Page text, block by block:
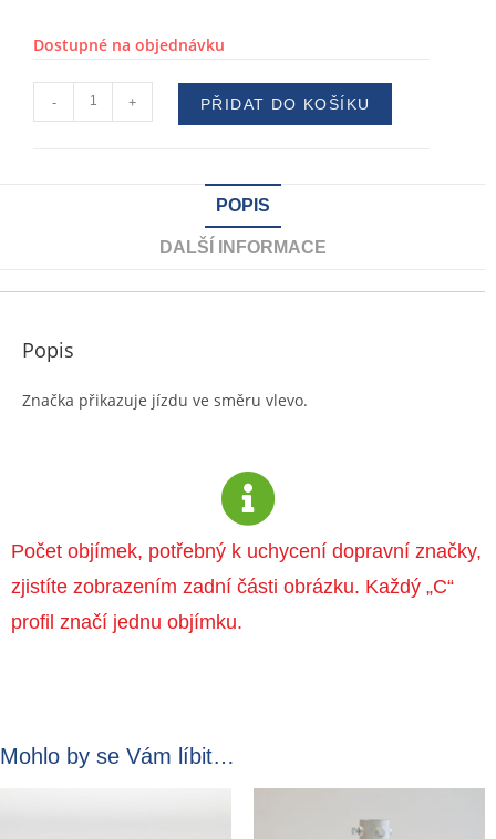
Dostupné na objednávku
- + PŘIDAT DO KOŠÍKU
POPIS
DALŠÍ INFORMACE
Popis
Značka přikazuje jízdu ve směru vlevo.
Počet objímek, potřebný k uchycení dopravní značky,
zjistíte zobrazením zadní části obrázku. Každý „C“
profil značí jednu objímku.
Mohlo by se Vám líbit…